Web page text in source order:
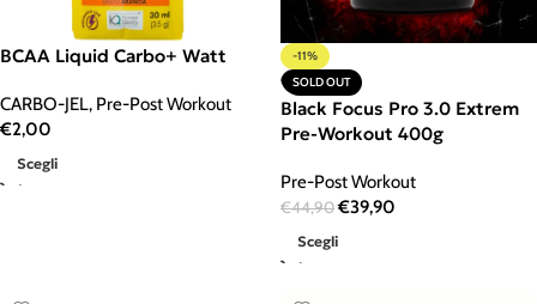
BCAA Liquid Carbo+ Watt
CARBO-JEL, Pre-Post Workout
€2,00
Scegli
-11%
SOLD OUT
Black Focus Pro 3.0 Extrem
Pre-Workout 400g
Pre-Post Workout
€44,90€39,90
Scegli